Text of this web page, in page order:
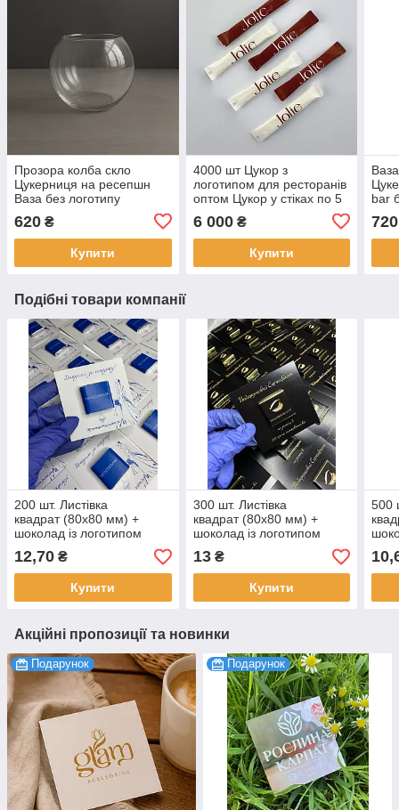
Прозора колба скло
Цукерниця на ресепшн
Ваза без логотипу
620 ₴
Купити
4000 шт Цукор з
логотипом для ресторанів
оптом Цукор у стіках по 5
грамів Цукор в упаковці з
лого
6 000₴
Купити
bar
720
Подібні товари компанії
200 шт. Листівка
квадрат (80х80 мм) +
шоколад із логотипом
12,70 ₴
Купити
300 шт. Листівка
квадрат (80х80 мм) +
шоколад із логотипом
13₴
Купити
500
Акційні пропозиції та новинки
Подарунок Подарунок